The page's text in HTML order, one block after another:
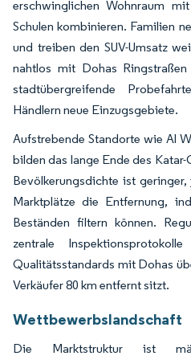
erschwinglichen Wohnraum
Schulen kombinieren. Familien
und treiben den SUV-Umsatz
nahtlos mit Dohas
stadtübergreifende
Händlern neue Einzugsgebiete.
Aufstrebende Standorte wie Al
bilden das lange Ende des
Bevölkerungsdichte ist
Marktplätze die Entfernung,
Beständen filtern können.
zentrale
Qualitätsstandards mit Dohas
Verkäufer 80 km entfernt sitzt.
Wettbewerbslandschaft
Die Marktstruktur ist